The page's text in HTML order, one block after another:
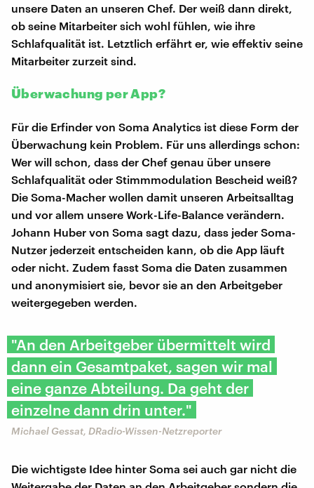
unsere Daten an unseren Chef. Der weiß dann direkt,
ob seine Mitarbeiter sich wohl fühlen, wie ihre
Schlafqualität ist. Letztlich erfährt er, wie effektiv seine
Mitarbeiter zurzeit sind.
Überwachung per App?
Für die Erfinder von Soma Analytics ist diese Form der
Überwachung kein Problem. Für uns allerdings schon:
Wer will schon, dass der Chef genau über unsere
Schlafqualität oder Stimmmodulation Bescheid weiß?
Die Soma-Macher wollen damit unseren Arbeitsalltag
und vor allem unsere Work-Life-Balance verändern.
Johann Huber von Soma sagt dazu, dass jeder Soma-
Nutzer jederzeit entscheiden kann, ob die App läuft
oder nicht. Zudem fasst Soma die Daten zusammen
und anonymisiert sie, bevor sie an den Arbeitgeber
weitergegeben werden.
"An den Arbeitgeber übermittelt wird
dann ein Gesamtpaket, sagen wir mal
eine ganze Abteilung. Da geht der
einzelne dann drin unter."
Michael Gessat, DRadio-Wissen-Netzreporter
Die wichtigste Idee hinter Soma sei auch gar nicht die